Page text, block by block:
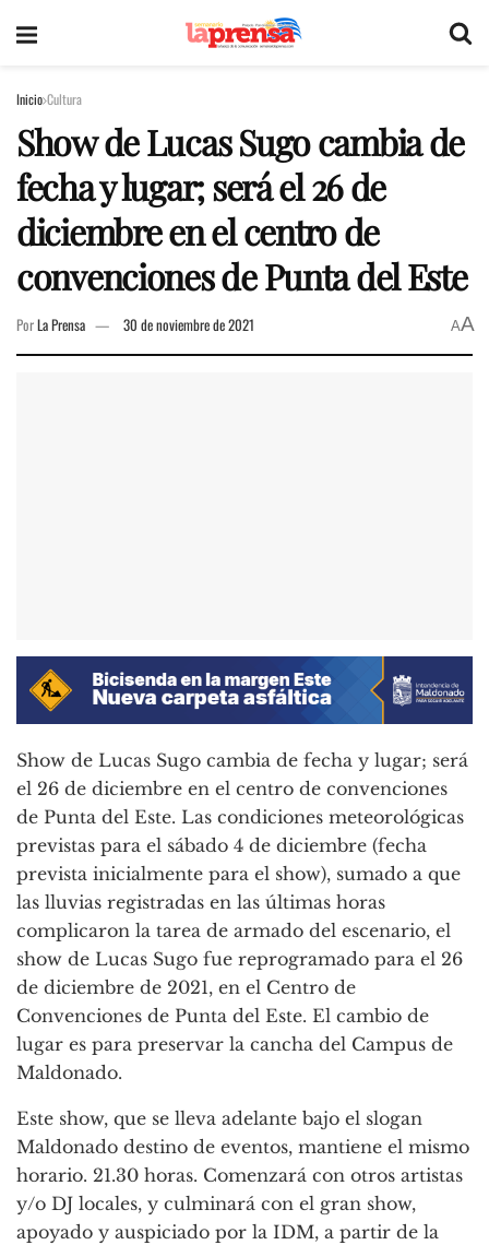
Inicio Cultura
Show de Lucas Sugo cambia de
fecha y lugar; será el 26 de
diciembre en el centro de
convenciones de Punta del Este
PorLa Prensa 30 de noviembre de 2021 AA
Show de Lucas Sugo cambia de fecha y lugar; será
el 26 de diciembre en el centro de convenciones
de Punta del Este. Las condiciones meteorológicas
previstas para el sábado 4 de diciembre (fecha
prevista inicialmente para el show), sumado a que
las lluvias registradas en las últimas horas
complicaron la tarea de armado del escenario, el
show de Lucas Sugo fue reprogramado para el 26
de diciembre de 2021, en el Centro de
Convenciones de Punta del Este. El cambio de
lugar es para preservar la cancha del Campus de
Maldonado.
Este show, que se lleva adelante bajo el slogan
Maldonado destino de eventos, mantiene el mismo
horario. 21.30 horas. Comenzará con otros artistas
y/o DJ locales, y culminará con el gran show,
apoyado y auspiciado por la IDM, a partir de la